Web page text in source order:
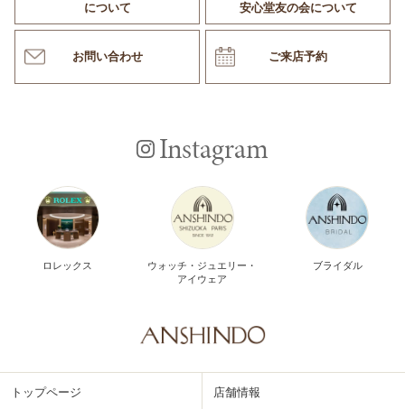
について
安心堂友の会について
お問い合わせ ご来店予約
Instagram
ロレックス
ウォッチ・ジュエリー・
アイウェア
ブライダル
トップページ 店舗情報